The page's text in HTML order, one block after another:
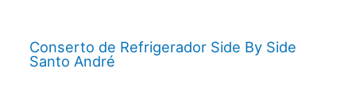
Conserto de Refrigerador Side By Side
Santo André